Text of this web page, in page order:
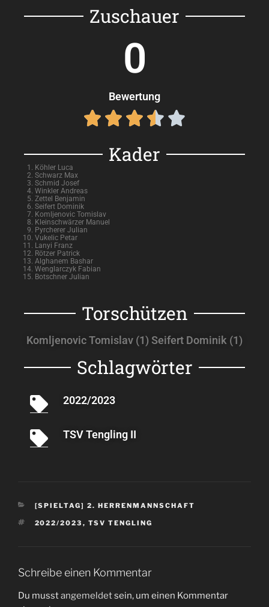
Zuschauer
0
Bewertung
    
Kader
Köhler Luca
Schwarz Max
Schmid Josef
Winkler Andreas
Zettel Benjamin
Seifert Dominik
Komljenovic Tomislav
Kleinschwärzer Manuel
Pyrcherer Julian
Vukelic Petar
Lanyi Franz
Rötzer Patrick
Alghanem Bashar
Wenglarczyk Fabian
Botschner Julian
Torschützen
Komljenovic Tomislav (1) Seifert Dominik (1)
Schlagwörter
2022/2023
TSV Tengling II
[SPIELTAG] 2. HERRENMANNSCHAFT
2022/2023 , TSV TENGLING
Schreibe einen Kommentar
Du musstangemeldetsein, um einen Kommentar